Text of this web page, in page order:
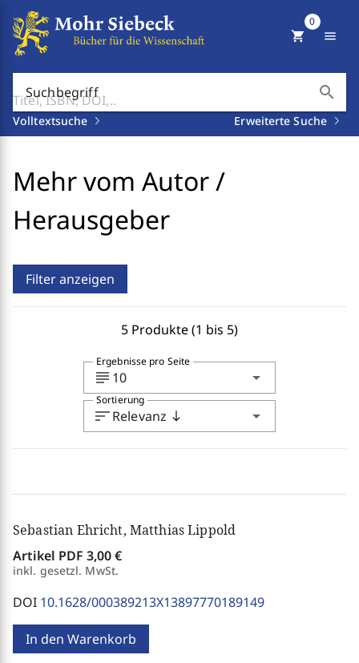
Suchbegriff search
Volltextsuche Erweiterte Suche
shopping_cart
0
menu
Mehr vom Autor /
Herausgeber
Filter anzeigen
5 Produkte (1 bis 5)
subject 10 arrow_drop_down
Ergebnisse pro Seite
sortRelevanz south arrow_drop_down
Sortierung
Sebastian Ehricht, Matthias Lippold
Artikel PDF 3,00 €
inkl. gesetzl. MwSt.
DOI 10.1628/000389213X13897770189149
In den Warenkorb